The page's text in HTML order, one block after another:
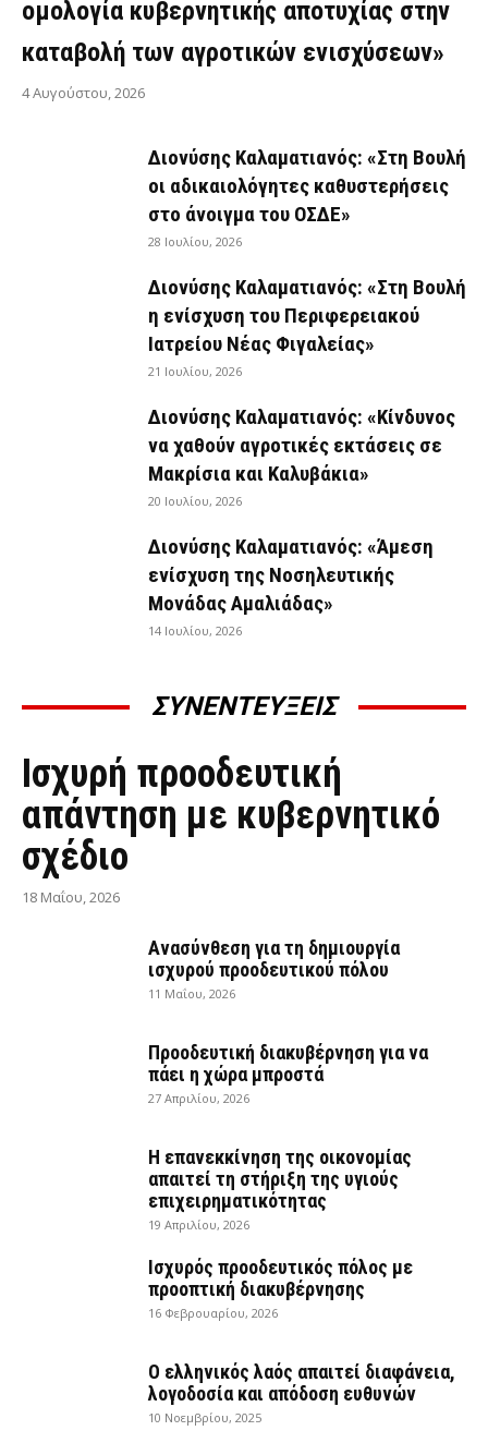
ομολογία κυβερνητικής αποτυχίας στην
καταβολή των αγροτικών ενισχύσεων»
4 Αυγούστου, 2026
Διονύσης Καλαματιανός: «Στη Βουλή
οι αδικαιολόγητες καθυστερήσεις
στο άνοιγμα του ΟΣΔΕ»
28 Ιουλίου, 2026
Διονύσης Καλαματιανός: «Στη Βουλή
η ενίσχυση του Περιφερειακού
Ιατρείου Νέας Φιγαλείας»
21 Ιουλίου, 2026
Διονύσης Καλαματιανός: «Κίνδυνος
να χαθούν αγροτικές εκτάσεις σε
Μακρίσια και Καλυβάκια»
20 Ιουλίου, 2026
Διονύσης Καλαματιανός: «Άμεση
ενίσχυση της Νοσηλευτικής
Μονάδας Αμαλιάδας»
14 Ιουλίου, 2026
ΣΥΝΕΝΤΕΥΞΕΙΣ
ΣΥΝΕΝΤΕΎΞΕΙΣ
Ισχυρή προοδευτική
απάντηση με κυβερνητικό
σχέδιο
18 Μαΐου, 2026
Ανασύνθεση για τη δημιουργία
ισχυρού προοδευτικού πόλου
11 Μαΐου, 2026
Προοδευτική διακυβέρνηση για να
πάει η χώρα μπροστά
27 Απριλίου, 2026
Η επανεκκίνηση της οικονομίας
απαιτεί τη στήριξη της υγιούς
επιχειρηματικότητας
19 Απριλίου, 2026
Ισχυρός προοδευτικός πόλος με
προοπτική διακυβέρνησης
16 Φεβρουαρίου, 2026
Ο ελληνικός λαός απαιτεί διαφάνεια,
λογοδοσία και απόδοση ευθυνών
10 Νοεμβρίου, 2025